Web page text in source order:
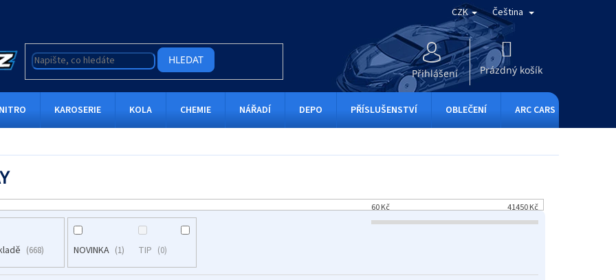
CZK Čeština
HLEDAT
Přihlášení
KOŠÍK
Prázdný košík
NITRO KAROSERIE KOLA CHEMIE NÁŘADÍ DEPO PŘÍSLUŠENSTVÍ OBLEČENÍ ARC CARS
60Kč 41450Kč
668 NOVINKA 1 TIP 0